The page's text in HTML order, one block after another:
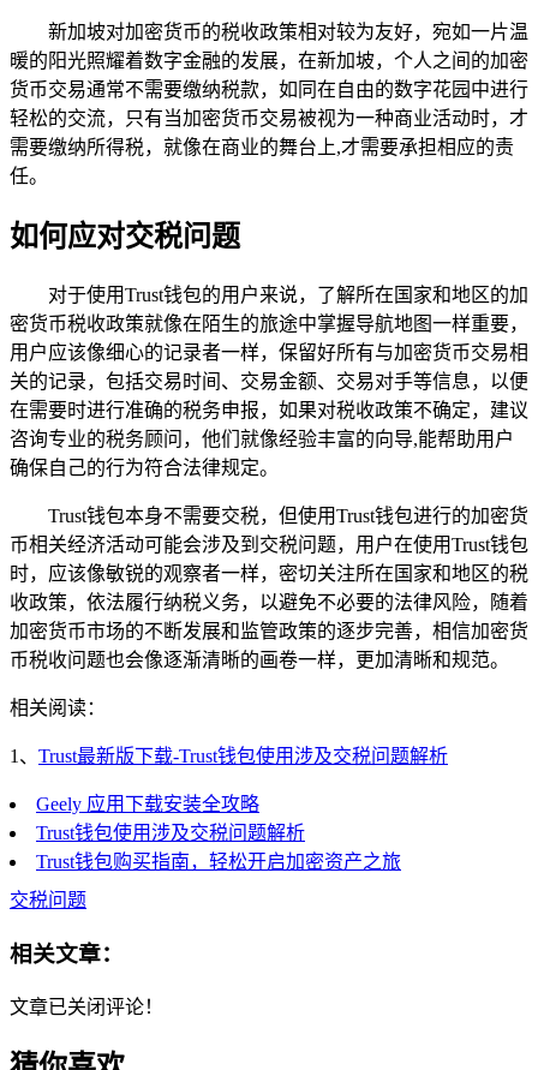
新加坡对加密货币的税收政策相对较为友好，宛如一片温
暖的阳光照耀着数字金融的发展，在新加坡，个人之间的加密
货币交易通常不需要缴纳税款，如同在自由的数字花园中进行
轻松的交流，只有当加密货币交易被视为一种商业活动时，才
需要缴纳所得税，就像在商业的舞台上,才需要承担相应的责
任。
如何应对交税问题
对于使用Trust钱包的用户来说，了解所在国家和地区的加
密货币税收政策就像在陌生的旅途中掌握导航地图一样重要，
用户应该像细心的记录者一样，保留好所有与加密货币交易相
关的记录，包括交易时间、交易金额、交易对手等信息，以便
在需要时进行准确的税务申报，如果对税收政策不确定，建议
咨询专业的税务顾问，他们就像经验丰富的向导,能帮助用户
确保自己的行为符合法律规定。
Trust钱包本身不需要交税，但使用Trust钱包进行的加密货
币相关经济活动可能会涉及到交税问题，用户在使用Trust钱包
时，应该像敏锐的观察者一样，密切关注所在国家和地区的税
收政策，依法履行纳税义务，以避免不必要的法律风险，随着
加密货币市场的不断发展和监管政策的逐步完善，相信加密货
币税收问题也会像逐渐清晰的画卷一样，更加清晰和规范。
相关阅读：
1、 Trust最新版下载-Trust钱包使用涉及交税问题解析
Geely 应用下载安装全攻略
Trust钱包使用涉及交税问题解析
Trust钱包购买指南，轻松开启加密资产之旅
交税问题
相关文章：
文章已关闭评论！